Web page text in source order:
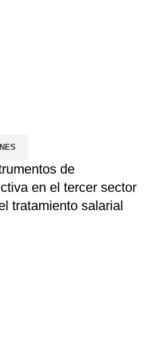
de
en el tercer sector
tratamiento salarial